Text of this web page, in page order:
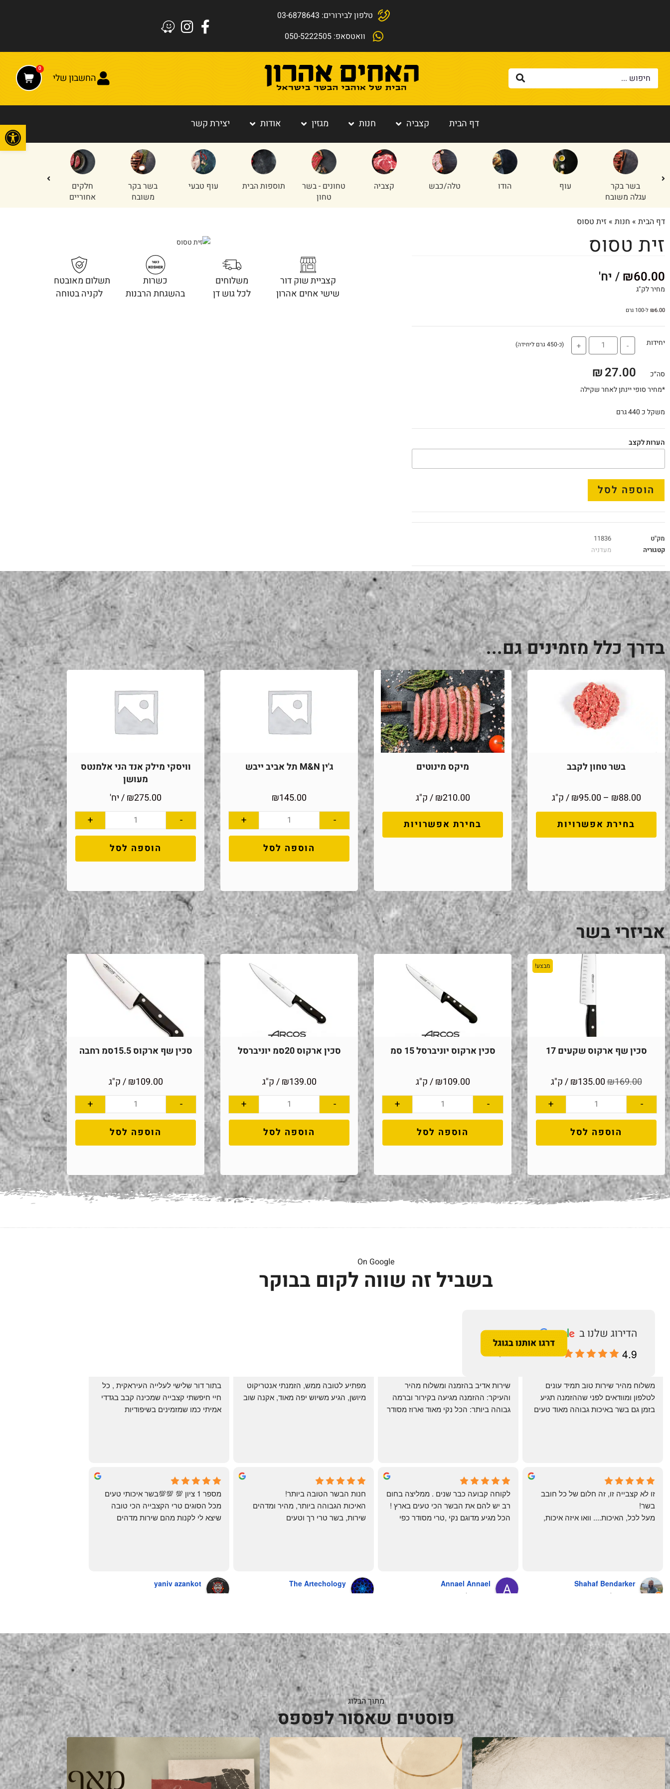
טלפון לבירורים: 03-6878643
וואטסאפ: 050-5222505
החשבון שלי
0
דף הבית קצביה חנות מגזין אודות יצירת קשר
בשר בקר
עגלה משובח
עוף הודו טלה/כבש קצביה
טחונים - בשר
טחון
תוספות הבית עוף טבעי
בשר בקר
משובח
חלקים
אחוריים
דף הבית » חנות » זית טסוס
זית טסוס
₪60.00 / יח'
מחיר לק"ג
₪6.00 ל-100 גרם
יחידות -
+ (כ-450 גרם ליחידה)
סה״כ 27.00
₪
*מחיר סופי יינתן לאחר שקילה
משקל כ 440 גרם
הערות לקצב
הוספה לסל
מק"ט
11836
קטגוריה
מעדניה
קצביית שוק דור
שישי אחים אהרון
משלוחים
לכל גוש דן
כשרות
בהשגחת הרבנות
תשלום מאובטח
לקניה בטוחה
בדרך כלל מזמינים גם...
בשר טחון לקבב
₪88.00
–
₪95.00
/ ק"ג
בחירת אפשרויות
מיקס מינוטים
₪210.00
/ ק"ג
בחירת אפשרויות
ג'ין M&N תל אביב ייבש
₪145.00
-
+
הוספה לסל
וויסקי מילק אנד הני אלמנטס
מעושן
₪275.00 / יח'
-
+
הוספה לסל
אביזרי בשר
מבצע!
סכין שף ארקוס שקעים 17
₪169.00
₪135.00 / ק"ג
-
+
הוספה לסל
סכין ארקוס יוניברסל 15 סמ
₪109.00 / ק"ג
-
+
הוספה לסל
סכין ארקוס 20סמ יוניברסל
₪139.00 / ק"ג
-
+
הוספה לסל
סכין שף ארקוס 15.5סמ רחבה
₪109.00 / ק"ג
-
+
הוספה לסל
On Google
בשביל זה שווה לקום בבוקר
4.9
May Azulay
a month ago
michal gottfried
4 months ago
שי
4 months ago
מיושן, הגיע משיוש יפה מאוד, אקנה שוב
Yonatan Menashe
6 months ago
Shahaf Bendarker
בשר!
אהרון' איך מנהלים עסק ושירות לקוחות
Annael Annael
The Artechology
חנות הבשר הטובה ביותר!
האיכות הגבוהה ביותר, מהיר ומדהים
שירות, בשר טרי רך וטעים
yaniv azankot
מתוך הבלוג
פוסטים שאסור לפספס